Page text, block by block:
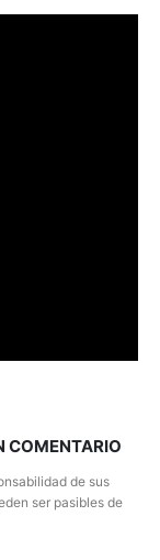
COMENTARIO
de sus
ser pasibles de